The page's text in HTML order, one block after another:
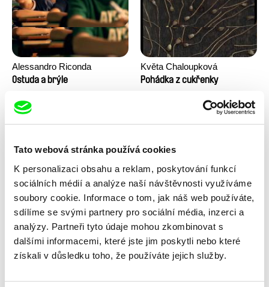
Tato webová stránka používá cookies
K personalizaci obsahu a reklam, poskytování funkcí
sociálních médií a analýze naší návštěvnosti využíváme
soubory cookie. Informace o tom, jak náš web používáte,
sdílíme se svými partnery pro sociální média, inzerci a
analýzy. Partneři tyto údaje mohou zkombinovat s
dalšími informacemi, které jste jim poskytli nebo které
získali v důsledku toho, že používáte jejich služby.
Alessandro Riconda
Ostuda a brýle
Květa Chaloupková
(Přibylová)
Pohádka z cukřenky
Ru Kuwahata, Max Porter
Prázdný prostor
Linda Kallistová Jablonská
Psí láska